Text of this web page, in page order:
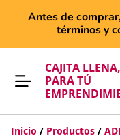
Antes de
términos y
CAJITA
PARA TÚ
Inicio / Productos /